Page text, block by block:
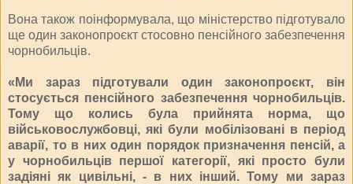
Вона також поінформувала, що міністерство підготувало
ще один законопроєкт стосовно пенсійного забезпечення
чорнобильців.
«Ми зараз підготували один законопроєкт, він
стосується пенсійного забезпечення чорнобильців.
Тому що колись була прийнята норма, що
військовослужбовці, які були мобілізовані в період
аварії, то в них один порядок призначення пенсій, а
у чорнобильців першої категорії, які просто були
задіяні як цивільні, - в них інший. Тому ми зараз